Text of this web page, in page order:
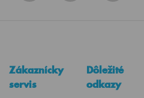
Zákaznícky
servis
Dôležité
odkazy